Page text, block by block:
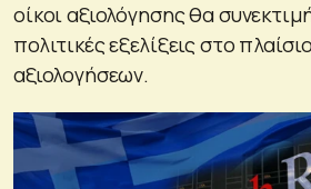
οίκοι αξιολόγησης θα
πολιτικές εξελίξεις στο
αξιολογήσεων.